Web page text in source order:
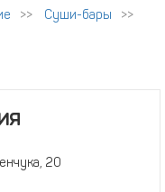
>> Суши-бары
>>
20